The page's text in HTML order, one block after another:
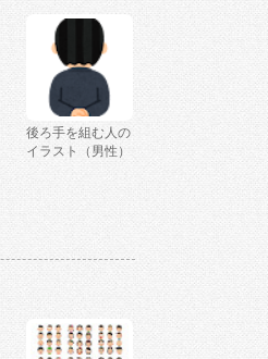
後ろ手を組む人の
イラスト（男性）